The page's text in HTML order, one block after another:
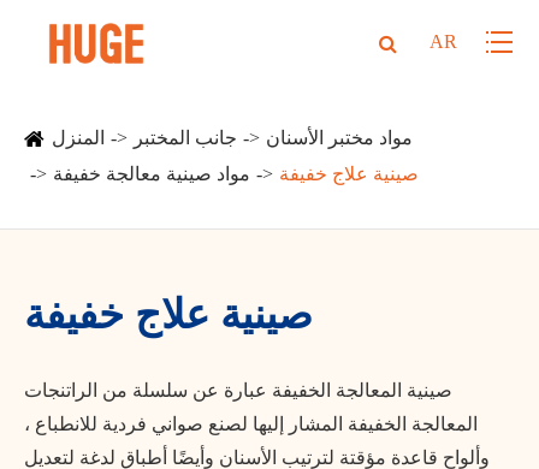
AR
المنزل جانب المختبر
مواد مختبر الأسنان
مواد صينية معالجة خفيفة
صينية علاج خفيفة
صينية علاج خفيفة
صينية المعالجة الخفيفة عبارة عن سلسلة من الراتنجات
المعالجة الخفيفة المشار إليها لصنع صواني فردية للانطباع ،
وألواح قاعدة مؤقتة لترتيب الأسنان وأيضًا أطباق لدغة لتعديل